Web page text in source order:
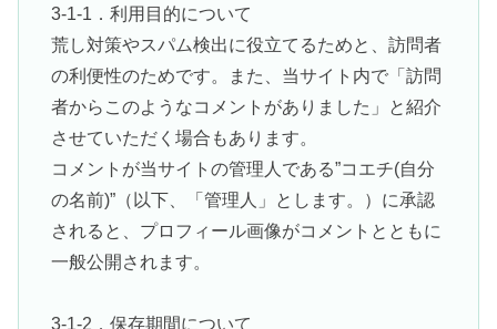
3-1-1．利用目的について
荒し対策やスパム検出に役立てるためと、訪問者
の利便性のためです。また、当サイト内で「訪問
者からこのようなコメントがありました」と紹介
させていただく場合もあります。
コメントが当サイトの管理人である”コエチ(自分
の名前)”（以下、「管理人」とします。）に承認
されると、プロフィール画像がコメントとともに
一般公開されます。
3-1-2．保存期間について